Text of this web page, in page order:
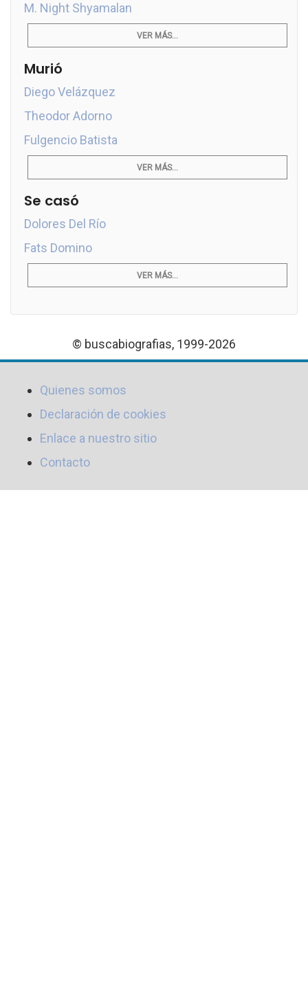
M. Night Shyamalan
VER MÁS...
Murió
Diego Velázquez
Theodor Adorno
Fulgencio Batista
VER MÁS...
Se casó
Dolores Del Río
Fats Domino
VER MÁS...
© buscabiografias, 1999-2026
Quienes somos
Declaración de cookies
Enlace a nuestro sitio
Contacto